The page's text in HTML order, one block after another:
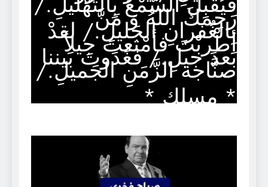
رَحِمكَ اللهُ وَ مَنَّ
بِالغُفرانِ الجَليلِ./ لقدْ
أطْربْتَ فأمْتعتَ جيلاً
بَعدَ جيلِ./ فغَدَوتَ بَيننا
صنَّاجة الزَّمَنِ الجَميلِ./
* مسلك *